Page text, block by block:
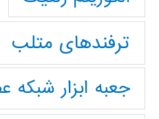
ترفندهای متلب
جعبه ابزار شبکه